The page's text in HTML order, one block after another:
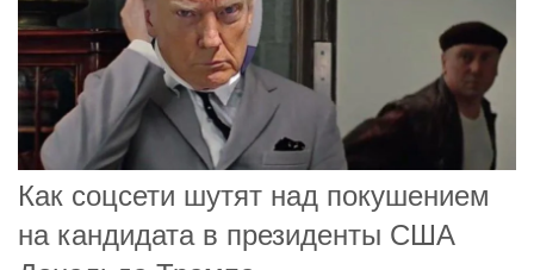
Как соцсети шутят над покушением
на кандидата в президенты США